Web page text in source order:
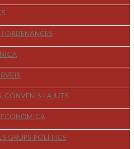
ORDENANCES
CONVENIS I AJUTS
GRUPS POLÍTICS